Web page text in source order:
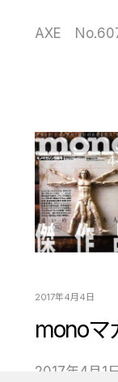
AXE
2017年4月4日
monoマ
2017年4月1